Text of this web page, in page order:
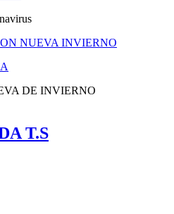
DE INVIERNO
T.S